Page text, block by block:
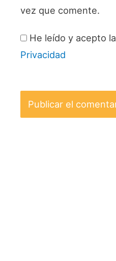
vez que comente.
He leído y acepto la
Privacidad